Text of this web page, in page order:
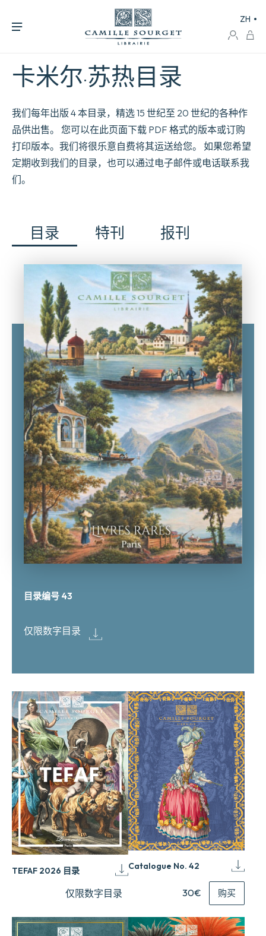
ZH
卡米尔·苏热目录
我们每年出版 4 本目录，精选 15 世纪至 20 世纪的各种作
品供出售。 您可以在此页面下载 PDF 格式的版本或订购
打印版本。我们将很乐意自费将其运送给您。 如果您希望
定期收到我们的目录，也可以通过电子邮件或电话联系我
们。
目录 特刊 报刊
目录编号 43
仅限数字目录
TEFAF 2026 目录
仅限数字目录
Catalogue No. 42
30€ 购买